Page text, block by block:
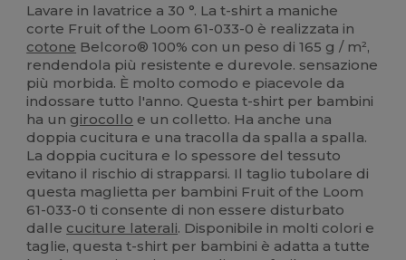
Lavare in lavatrice a 30 °. La t-shirt a maniche
corte Fruit of the Loom 61-033-0 è realizzata in
cotone Belcoro® 100% con un peso di 165 g / m²,
rendendola più resistente e durevole. sensazione
più morbida. È molto comodo e piacevole da
indossare tutto l'anno. Questa t-shirt per bambini
ha un girocollo e un colletto. Ha anche una
doppia cucitura e una tracolla da spalla a spalla.
La doppia cucitura e lo spessore del tessuto
evitano il rischio di strapparsi. Il taglio tubolare di
questa maglietta per bambini Fruit of the Loom
61-033-0 ti consente di non essere disturbato
dalle cuciture laterali. Disponibile in molti colori e
taglie, questa t-shirt per bambini è adatta a tutte